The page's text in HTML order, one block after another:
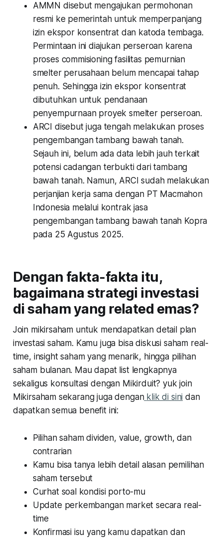
AMMN disebut mengajukan permohonan
resmi ke pemerintah untuk memperpanjang
izin ekspor konsentrat dan katoda tembaga.
Permintaan ini diajukan perseroan karena
proses commisioning fasilitas pemurnian
smelter perusahaan belum mencapai tahap
penuh. Sehingga izin ekspor konsentrat
dibutuhkan untuk pendanaan
penyempurnaan proyek smelter perseroan.
ARCI disebut juga tengah melakukan proses
pengembangan tambang bawah tanah.
Sejauh ini, belum ada data lebih jauh terkait
potensi cadangan terbukti dari tambang
bawah tanah. Namun, ARCI sudah melakukan
perjanjian kerja sama dengan PT Macmahon
Indonesia melalui kontrak jasa
pengembangan tambang bawah tanah Kopra
pada 25 Agustus 2025.
Dengan fakta-fakta itu,
bagaimana strategi investasi
di saham yang related emas?
Join mikirsaham untuk mendapatkan detail plan
investasi saham. Kamu juga bisa diskusi saham real-
time, insight saham yang menarik, hingga pilihan
saham bulanan. Mau dapat list lengkapnya
sekaligus konsultasi dengan Mikirduit? yuk join
Mikirsaham sekarang juga dengan klik di sini dan
dapatkan semua benefit ini:
Pilihan saham dividen, value, growth, dan
contrarian
Kamu bisa tanya lebih detail alasan pemilihan
saham tersebut
Curhat soal kondisi porto-mu
Update perkembangan market secara real-
time
Konfirmasi isu yang kamu dapatkan dan